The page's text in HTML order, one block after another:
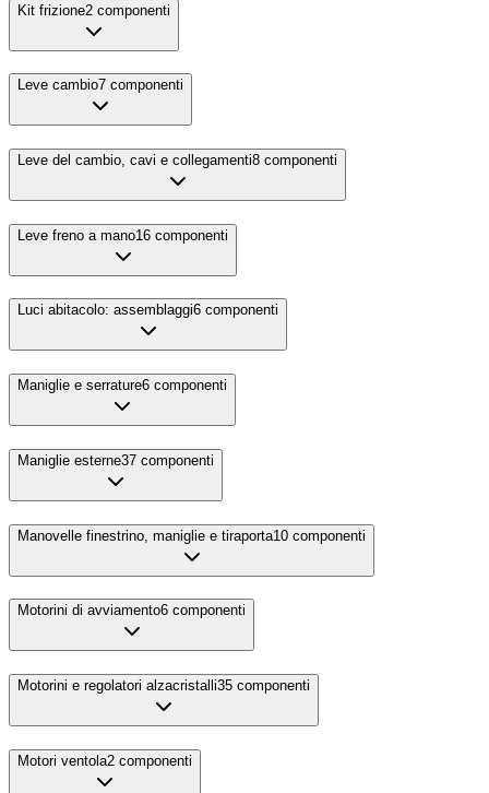
Kit frizione2 componenti
Leve cambio7 componenti
Leve del cambio, cavi e collegamenti8 componenti
Leve freno a mano16 componenti
Luci abitacolo: assemblaggi6 componenti
Maniglie e serrature6 componenti
Maniglie esterne37 componenti
Manovelle finestrino, maniglie e tiraporta10 componenti
Motorini di avviamento6 componenti
Motorini e regolatori alzacristalli35 componenti
Motori ventola2 componenti